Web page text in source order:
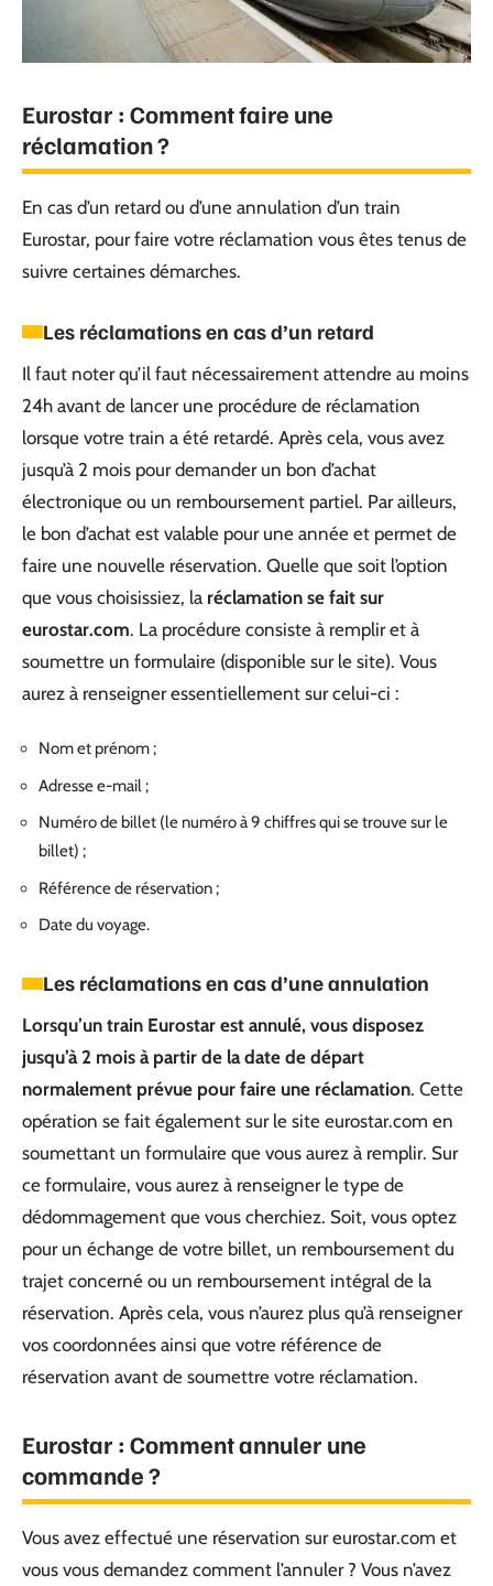
Eurostar : Comment faire une
réclamation ?
En cas d’un retard ou d’une annulation d’un train
Eurostar, pour faire votre réclamation vous êtes tenus de
suivre certaines démarches.
Les réclamations en cas d’un retard
Il faut noter qu’il faut nécessairement attendre au moins
24h avant de lancer une procédure de réclamation
lorsque votre train a été retardé. Après cela, vous avez
jusqu’à 2 mois pour demander un bon d’achat
électronique ou un remboursement partiel. Par ailleurs,
le bon d’achat est valable pour une année et permet de
faire une nouvelle réservation. Quelle que soit l’option
que vous choisissiez, la réclamation se fait sur
eurostar.com. La procédure consiste à remplir et à
soumettre un formulaire (disponible sur le site). Vous
aurez à renseigner essentiellement sur celui-ci :
Nom et prénom ;
Adresse e-mail ;
Numéro de billet (le numéro à 9 chiffres qui se trouve sur le
billet) ;
Référence de réservation ;
Date du voyage.
Les réclamations en cas d’une annulation
Lorsqu’un train Eurostar est annulé, vous disposez
jusqu’à 2 mois à partir de la date de départ
normalement prévue pour faire une réclamation. Cette
opération se fait également sur le site eurostar.com en
soumettant un formulaire que vous aurez à remplir. Sur
ce formulaire, vous aurez à renseigner le type de
dédommagement que vous cherchiez. Soit, vous optez
pour un échange de votre billet, un remboursement du
trajet concerné ou un remboursement intégral de la
réservation. Après cela, vous n’aurez plus qu’à renseigner
vos coordonnées ainsi que votre référence de
réservation avant de soumettre votre réclamation.
Eurostar : Comment annuler une
commande ?
Vous avez effectué une réservation sur eurostar.com et
vous vous demandez comment l’annuler ? Vous n’avez